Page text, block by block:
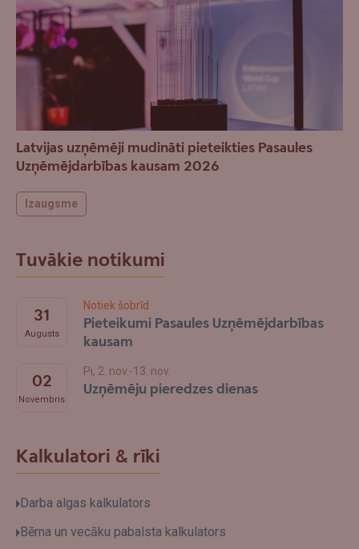
Latvijas uzņēmēji mudināti pieteikties Pasaules
Uzņēmējdarbības kausam 2026
Izaugsme
Tuvākie notikumi
31
Augusts
Notiek šobrīd
Pieteikumi Pasaules Uzņēmējdarbības
kausam
02
Novembris
Pi, 2. nov.-13. nov.
Uzņēmēju pieredzes dienas
Kalkulatori & rīki
Darba algas kalkulators
Bērna un vecāku pabalsta kalkulators